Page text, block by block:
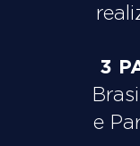
3
e